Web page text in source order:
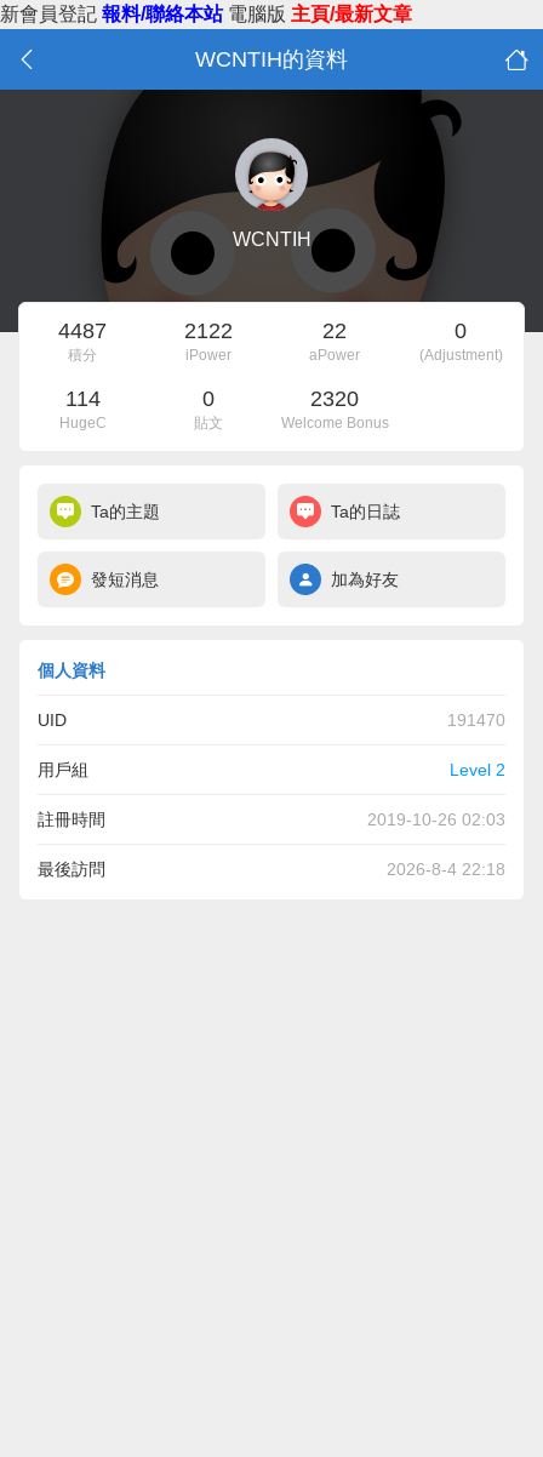
新會員登記 報料/聯絡本站 電腦版 主頁/最新文章
WCNTIH的資料
WCNTIH
4487
積分
2122
iPower
22
aPower
0
(Adjustment)
114
HugeC
0
貼文
2320
Welcome Bonus
Ta的主題 Ta的日誌
發短消息 加為好友
個人資料
UID 191470
用戶組 Level 2
註冊時間 2019-10-26 02:03
最後訪問 2026-8-4 22:18